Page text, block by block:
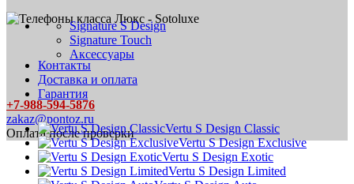
Signature S Design
Signature Touch
Аксессуары
Контакты
Доставка и оплата
Гарантия
+7-988-594-5876
zakaz@pontoz.ru
Оплата после проверки
Vertu S Design Classic
Vertu S Design Exclusive
Vertu S Design Exotic
Vertu S Design Limited